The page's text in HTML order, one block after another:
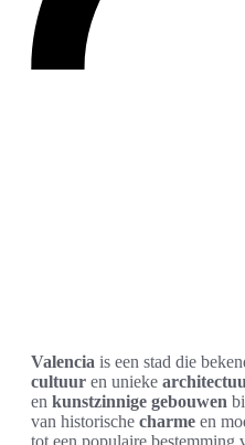
Valencia is een stad die
cultuur en unieke
en kunstzinnige gebouwen
van historische charme en
tot een populaire bestemming